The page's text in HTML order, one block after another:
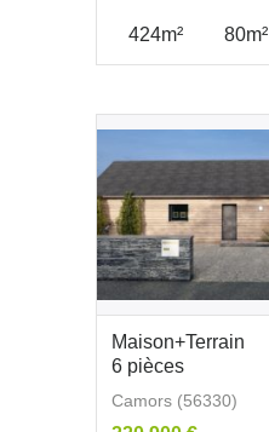
424m² 80m²
Maison+Terrain
6 pièces
Camors (56330)